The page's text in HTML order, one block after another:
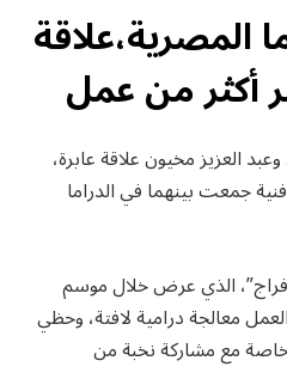
المصرية،علاقة
أكثر من عمل
العزيز مخيون علاقة عابرة،
جمعت بينهما في الدراما
الذي عرض خلال موسم
معالجة درامية لافتة، وحظي
مع مشاركة نخبة من